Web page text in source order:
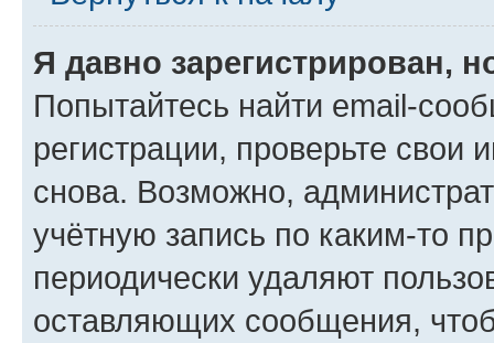
Я давно зарегистрирован,
Попытайтесь найти email-
регистрации, проверьте свои
снова. Возможно,
учётную запись по каким-то
периодически удаляют
оставляющих сообщения,